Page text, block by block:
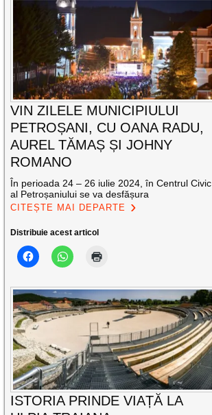
VIN ZILELE MUNICIPIULUI
PETROȘANI, CU OANA RADU,
AUREL TĂMAȘ ȘI JOHNY
ROMANO
În perioada 24 – 26 iulie 2024, în Centrul Civic
al Petroșaniului se va desfășura
CITEȘTE MAI DEPARTE
Distribuie acest articol
ISTORIA PRINDE VIAȚĂ LA